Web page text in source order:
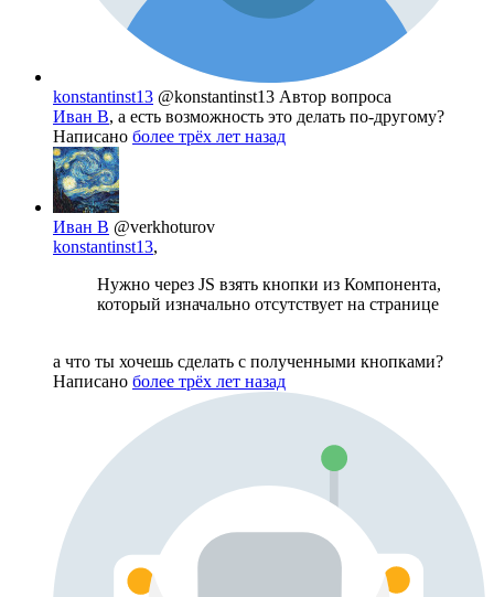
konstantinst13 @konstantinst13 Автор вопроса
Иван В, а есть возможность это делать по-другому?
Написано более трёх лет назад
Иван В @verkhoturov
konstantinst13,
Нужно через JS взять кнопки из Компонента,
который изначально отсутствует на странице
а что ты хочешь сделать с полученными кнопками?
Написано более трёх лет назад